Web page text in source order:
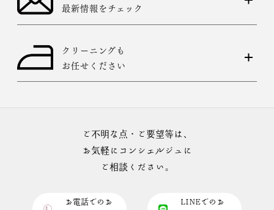
最新情報をチェック
クリーニングも
お任せください
ご不明な点・ご要望等は、
お気軽にコンシェルジュに
ご相談ください。
お電話でのお
LINEでのお